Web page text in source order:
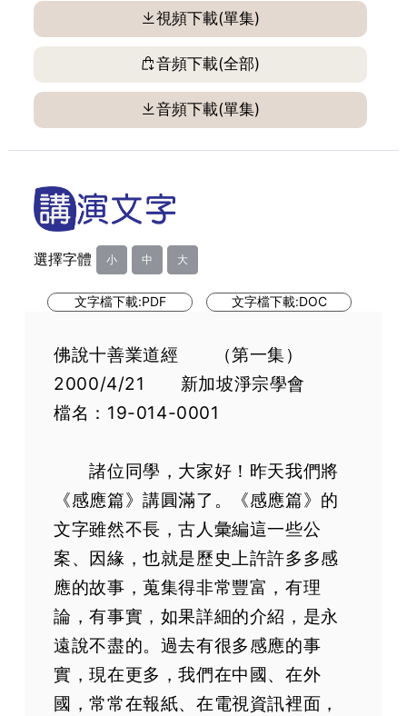
第29集
第32集
第34集
第35集
第37集
第38集
第40集
第41集
第42集
第44集
第45集
第46集
第47集
第48集
第49集
第50集
第51集
第52集
第53集
視頻下載(單集)
音頻下載(全部)
音頻下載(單集)
選擇字體 小 中 大
文字檔下載:PDF 文字檔下載:DOC
佛說十善業道經 （第一集）
2000/4/21 新加坡淨宗學會
檔名：19-014-0001
諸位同學，大家好！昨天我們將
《感應篇》講圓滿了。《感應篇》的
文字雖然不長，古人彙編這一些公
案、因緣，也就是歷史上許許多多感
應的故事，蒐集得非常豐富，有理
論，有事實，如果詳細的介紹，是永
遠說不盡的。過去有很多感應的事
實，現在更多，我們在中國、在外
國，常常在報紙、在電視資訊裡面，